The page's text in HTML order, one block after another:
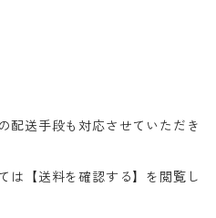
配送手段も対応させていただき
は【送料を確認する】を閲覧し